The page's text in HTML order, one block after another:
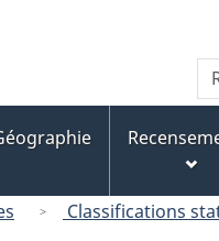
au
« À
de
ce
Classifications